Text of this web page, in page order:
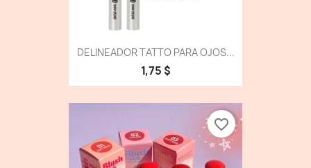
DELINEADOR TATTO PARA OJOS...
1,75 $
favorite_border